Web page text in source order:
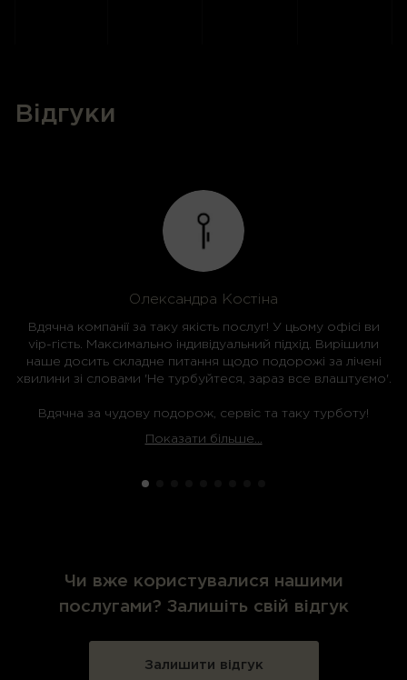
Відгуки
Олександра Костіна
Вдячна компанії за таку якість послуг! У цьому офісі ви
vip-гість. Максимально індивідуальний підхід. Вирішили
наше досить складне питання щодо подорожі за лічені
хвилини зі словами 'Не турбуйтеся, зараз все влаштуємо'.
Вдячна за чудову подорож, сервіс та таку турботу!
Обов'язково звернуся ще!
Показати більше...
Чи вже користувалися нашими
послугами? Залишіть свій відгук
Залишити відгук